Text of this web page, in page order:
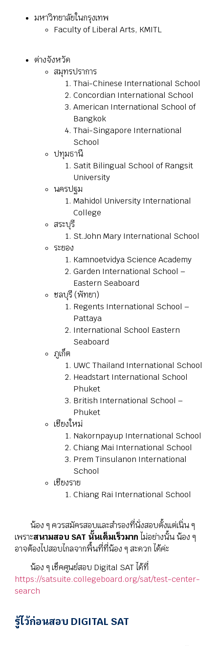
มหาวิทยาลัยในกรุงเทพ
Faculty of Liberal Arts, KMITL
ต่างจังหวัด
สมุทรปราการ
Thai-Chinese International School
Concordian International School
American International School of
Bangkok
Thai-Singapore International
School
ปทุมธานี
Satit Bilingual School of Rangsit
University
นครปฐม
Mahidol University International
College
สระบุรี
St.John Mary International School
ระยอง
Kamnoetvidya Science Academy
Garden International School –
Eastern Seaboard
ชลบุรี (พัทยา)
Regents International School –
Pattaya
International School Eastern
Seaboard
ภูเก็ต
UWC Thailand International School
Headstart International School
Phuket
British International School –
Phuket
เชียงใหม่
Nakornpayup International School
Chiang Mai International School
Prem Tinsulanon International
School
เชียงราย
Chiang Rai International School
น้อง ๆ ควรสมัครสอบและสำรองที่นั่งสอบตั้งแต่เนิ่น ๆ
เพราะสนามสอบ SAT นั้นเต็มเร็วมาก ไม่อย่างนั้น น้อง ๆ
อาจต้องไปสอบไกลจากพื้นที่ที่น้อง ๆ สะดวก ได้ค่ะ
น้อง ๆ เช็คศูนย์สอบ Digital SAT ได้ที่
https://satsuite.collegeboard.org/sat/test-center-
search
รู้ไว้ก่อนสอบ DIGITAL SAT